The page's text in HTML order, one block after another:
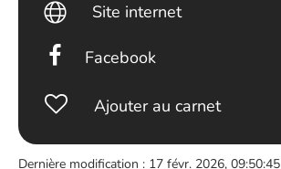
Site internet
Facebook
Ajouter au carnet
Dernière modification : 17 févr. 2026, 09:50:45